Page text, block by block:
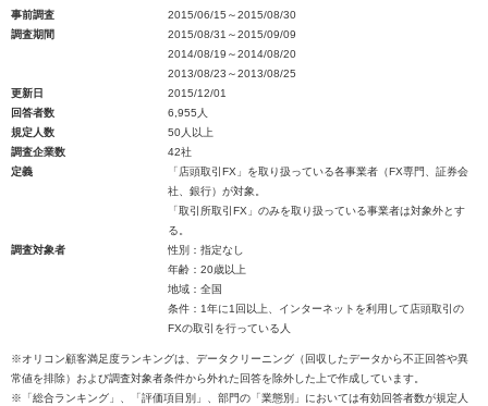
事前調査
2015/06/15～2015/08/30
調査期間
2015/08/31～2015/09/09
2014/08/19～2014/08/20
2013/08/23～2013/08/25
更新日
2015/12/01
回答者数
6,955人
規定人数
50人以上
調査企業数
42社
定義
「店頭取引FX」を取り扱っている各事業者（FX専門、証券会
社、銀行）が対象。
「取引所取引FX」のみを取り扱っている事業者は対象外とす
る。
調査対象者
性別：指定なし
年齢：20歳以上
地域：全国
条件：1年に1回以上、インターネットを利用して店頭取引の
FXの取引を行っている人
※オリコン顧客満足度ランキングは、データクリーニング（回収したデータから不正回答や異
常値を排除）および調査対象者条件から外れた回答を除外した上で作成しています。
※「総合ランキング」、「評価項目別」、部門の「業態別」においては有効回答者数が規定人